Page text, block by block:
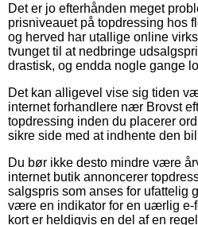
Det er jo efterhånden meget
prisniveauet på topdressing hos
og herved har utallige online
tvunget til at nedbringe
drastisk, og endda nogle gange
Det kan alligevel vise sig tiden
internet forhandlere nær Brovst
topdressing inden du placerer
sikre side med at indhente den
Du bør ikke desto mindre være
internet butik annoncerer
salgspris som anses for ufattelig
være en indikator for en uærlig e-
kort er heldigvis en del af en